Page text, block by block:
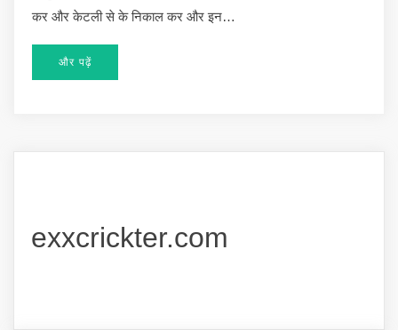
कर और केटली से के निकाल कर और इन…
और पढ़ें
exxcrickter.com